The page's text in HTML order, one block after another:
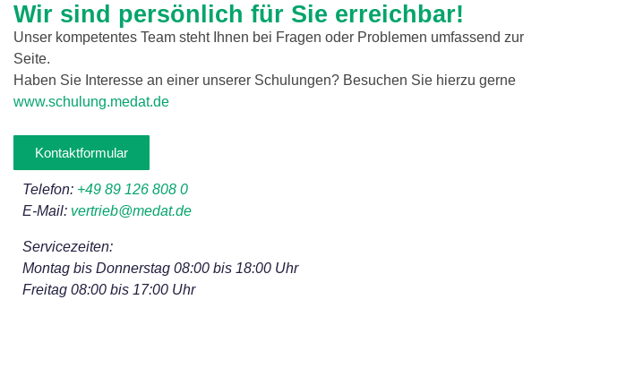
Wir sind persönlich für Sie erreichbar!
Unser kompetentes Team steht Ihnen bei Fragen oder Problemen umfassend zur
Seite.
Haben Sie Interesse an einer unserer Schulungen? Besuchen Sie hierzu gerne
www.schulung.medat.de
Kontaktformular
Telefon: +49 89 126 808 0
E-Mail: vertrieb@medat.de
Servicezeiten:
Montag bis Donnerstag 08:00 bis 18:00 Uhr
Freitag 08:00 bis 17:00 Uhr